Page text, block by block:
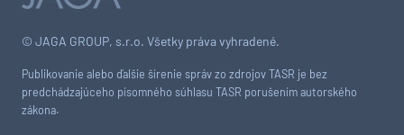
© JAGA GROUP, s.r.o. Všetky práva vyhradené.
Publikovanie alebo ďalšie šírenie správ zo zdrojov TASR je bez
predchádzajúceho písomného súhlasu TASR porušením autorského
zákona.